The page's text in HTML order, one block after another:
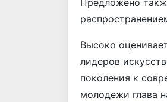
Предложено
Высоко
лидеров
поколения к
молодежи глава